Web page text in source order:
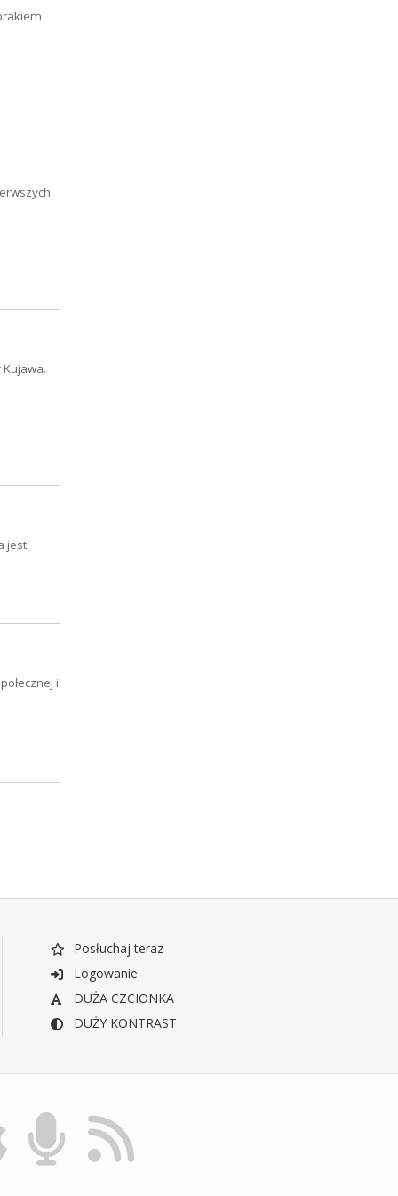
jest
i
Posłuchaj teraz
Logowanie
DUŻA CZCIONKA
DUŻY KONTRAST